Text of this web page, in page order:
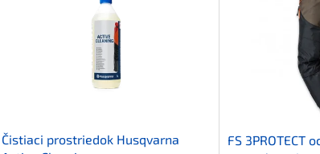
Čistiaci prostriedok Husqvarna
FS 3PROTECT